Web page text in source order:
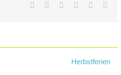
Facebook LinkedInWhatsApp
Tumblr
Herbstferien